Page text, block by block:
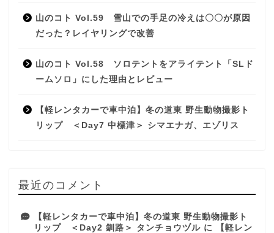
山のコト Vol.59 雪山での手足の冷えは〇〇が原因
だった？レイヤリングで改善
山のコト Vol.58 ソロテントをアライテント「SLド
ームソロ」にした理由とレビュー
【軽レンタカーで車中泊】冬の道東 野生動物撮影ト
リップ ＜Day7 中標津＞ シマエナガ、エゾリス
最近のコメント
【軽レンタカーで車中泊】冬の道東 野生動物撮影ト
リップ ＜Day2 釧路＞ タンチョウヅル に
【軽レン